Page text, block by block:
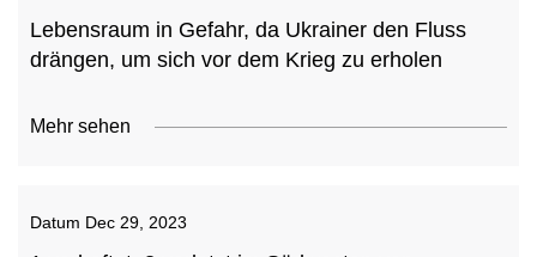
Lebensraum in Gefahr, da Ukrainer den Fluss
drängen, um sich vor dem Krieg zu erholen
Mehr sehen
Datum Dec 29, 2023